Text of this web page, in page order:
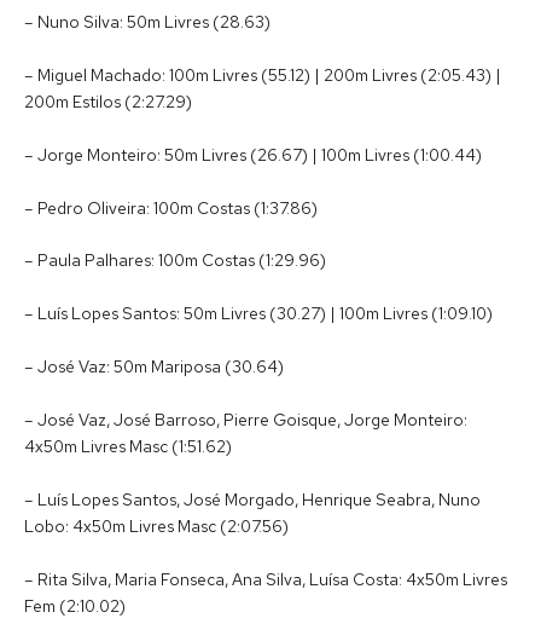
– Nuno Silva: 50m Livres (28.63)
– Miguel Machado: 100m Livres (55.12) | 200m Livres (2:05.43) |
200m Estilos (2:27.29)
– Jorge Monteiro: 50m Livres (26.67) | 100m Livres (1:00.44)
– Pedro Oliveira: 100m Costas (1:37.86)
– Paula Palhares: 100m Costas (1:29.96)
– Luís Lopes Santos: 50m Livres (30.27) | 100m Livres (1:09.10)
– José Vaz: 50m Mariposa (30.64)
– José Vaz, José Barroso, Pierre Goisque, Jorge Monteiro:
4x50m Livres Masc (1:51.62)
– Luís Lopes Santos, José Morgado, Henrique Seabra, Nuno
Lobo: 4x50m Livres Masc (2:07.56)
– Rita Silva, Maria Fonseca, Ana Silva, Luísa Costa: 4x50m Livres
Fem (2:10.02)